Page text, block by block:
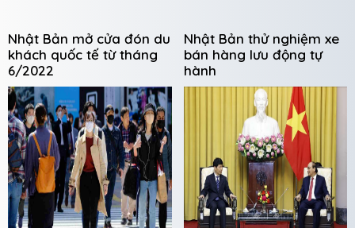
Nhật Bản mở cửa đón du
khách quốc tế từ tháng
6/2022
Nhật Bản thử nghiệm xe
bán hàng lưu động tự
hành